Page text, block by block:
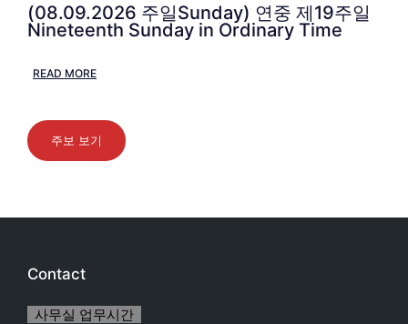
(08.09.2026 주일Sunday) 연중 제19주일
Nineteenth Sunday in Ordinary Time
READ MORE
주보 보기
Contact
사무실 업무시간